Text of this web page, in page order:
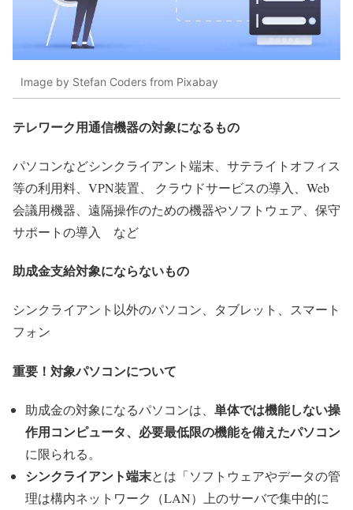
Image by Stefan Coders from Pixabay
テレワーク用通信機器の対象になるもの
パソコンなどシンクライアント端末、サテライトオフィス
等の利用料、VPN装置、 クラウドサービスの導入、Web
会議用機器、遠隔操作のための機器やソフトウェア、保守
サポートの導入 など
助成金支給対象にならないもの
シンクライアント以外のパソコン、タブレット、スマート
フォン
重要！対象パソコンについて
助成金の対象になるパソコンは、 単体では機能しない操
作用コンピュータ、必要最低限の機能を備えたパソコン
に限られる。
シンクライアント端末とは「ソフトウェアやデータの管
理は構内ネットワーク（LAN）上のサーバで集中的に